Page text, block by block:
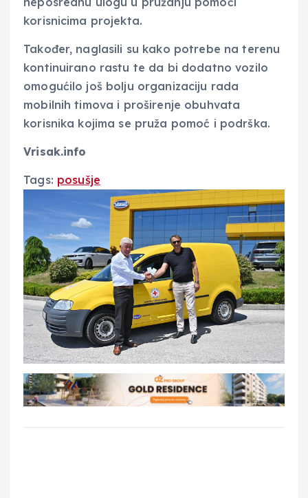
korisnicima projekta.
Također, naglasili su kako potrebe na terenu
kontinuirano rastu te da bi dodatno vozilo
omogućilo još bolju organizaciju rada
mobilnih timova i proširenje obuhvata
korisnika kojima se pruža pomoć i podrška.
Vrisak.info
Tags: posušje